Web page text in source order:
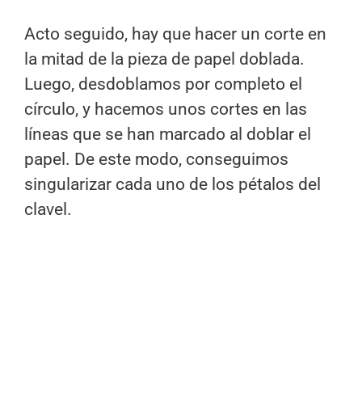
Acto seguido, hay que hacer un corte en
la mitad de la pieza de papel doblada.
Luego, desdoblamos por completo el
círculo, y hacemos unos cortes en las
líneas que se han marcado al doblar el
papel. De este modo, conseguimos
singularizar cada uno de los pétalos del
clavel.